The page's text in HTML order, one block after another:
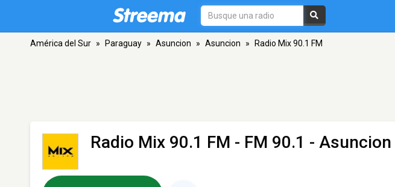
América del Sur » Paraguay » Asuncion » Asuncion » Radio Mix 90.1 FM
Radio Mix 90.1 FM - FM 90.1 - Asuncion